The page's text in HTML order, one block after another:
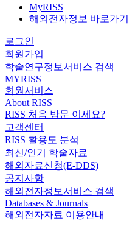
MyRISS
해외전자정보 바로가기
로그인
회원가입
학술연구정보서비스 검색
MYRISS
회원서비스
About RISS
RISS 처음 방문 이세요?
고객센터
RISS 활용도 분석
최신/인기 학술자료
해외자료신청(E-DDS)
공지사항
해외전자정보서비스 검색
Databases & Journals
해외전자자료 이용안내